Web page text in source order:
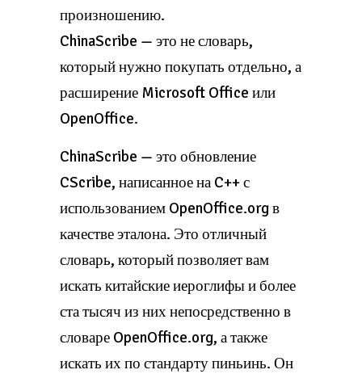
произношению.
ChinaScribe — это не словарь,
который нужно покупать отдельно, а
расширение Microsoft Office или
OpenOffice.
ChinaScribe — это обновление
CScribe, написанное на C++ с
использованием OpenOffice.org в
качестве эталона. Это отличный
словарь, который позволяет вам
искать китайские иероглифы и более
ста тысяч из них непосредственно в
словаре OpenOffice.org, а также
искать их по стандарту пиньинь. Он